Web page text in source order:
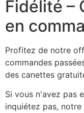
Fidélité –
en
Profitez de notre
commandes
des canettes
Si vous n'avez pas
inquiétez pas,